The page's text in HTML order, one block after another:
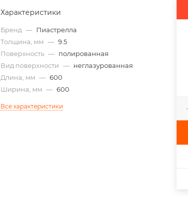
Характеристики
Бренд — Пиастрелла
Толщина, мм — 9.5
Поверхность — полированная
Вид поверхности — неглазурованная
Длина, мм — 600
Ширина, мм — 600
Все характеристики